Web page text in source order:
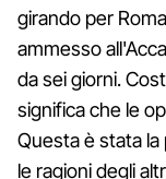
girando per
ammesso
da sei giorni.
significa che le
Questa è stata
le ragioni degli